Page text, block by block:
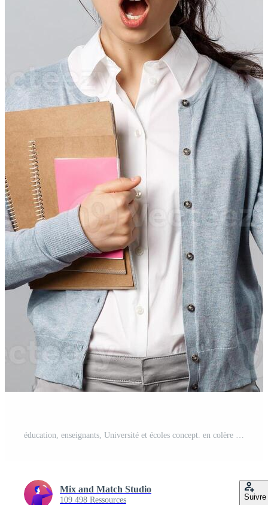
Mix and Match Studio
109 498 Ressources Suivre